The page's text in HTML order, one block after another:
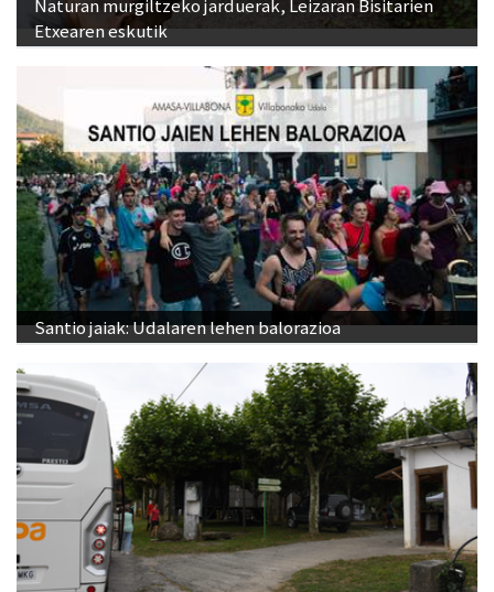
Naturan murgiltzeko jarduerak, Leizaran Bisitarien
Etxearen eskutik
Santio jaiak: Udalaren lehen balorazioa